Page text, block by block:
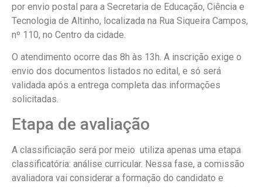
por envio postal para a Secretaria de Educação, Ciência e
Tecnologia de Altinho, localizada na Rua Siqueira Campos,
nº 110, no Centro da cidade.
O atendimento ocorre das 8h às 13h. A inscrição exige o
envio dos documentos listados no edital, e só será
validada após a entrega completa das informações
solicitadas.
Etapa de avaliação
A classificiação será por meio utiliza apenas uma etapa
classificatória: análise curricular. Nessa fase, a comissão
avaliadora vai considerar a formação do candidato e